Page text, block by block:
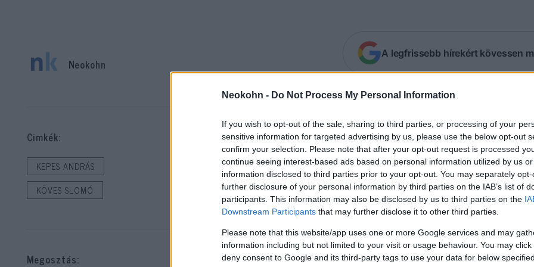
Neokohn - Do Not Process My Personal Information
If you wish to opt-out of the sale, sharing to third parties, or processing of your
sensitive information for targeted advertising by us, please use the below opt-out
confirm your selection. Please note that after your opt-out request is processed
continue seeing interest-based ads based on personal information utilized by us
information disclosed to third parties prior to your opt-out. You may separately
further disclosure of your personal information by third parties on the IAB’s list of
participants. This information may also be disclosed by us to third parties on the
Downstream Participants that may further disclose it to other third parties.
Please note that this website/app uses one or more Google services and may
information including but not limited to your visit or usage behaviour. You may
deny consent to Google and its third-party tags to use your data for below
A legfrissebb hírekért kövessen
A népszerű író az Óbudai Zsinagógába és
miután Köves Slomó rabbi meghívta őt.
Kepes Andrásörömmel tett elegetKöves Slomó
hogy jobban megismerje az Óbudai Zsinagóga
A találkozó
“Köszönöm András, hogy elfogadtad
az Óbudai Zsinagógába múlt hét pénteken
Neokohn
Cimkék:
KEPES ANDRÁS
KÖVES SLOMÓ
Megosztás: